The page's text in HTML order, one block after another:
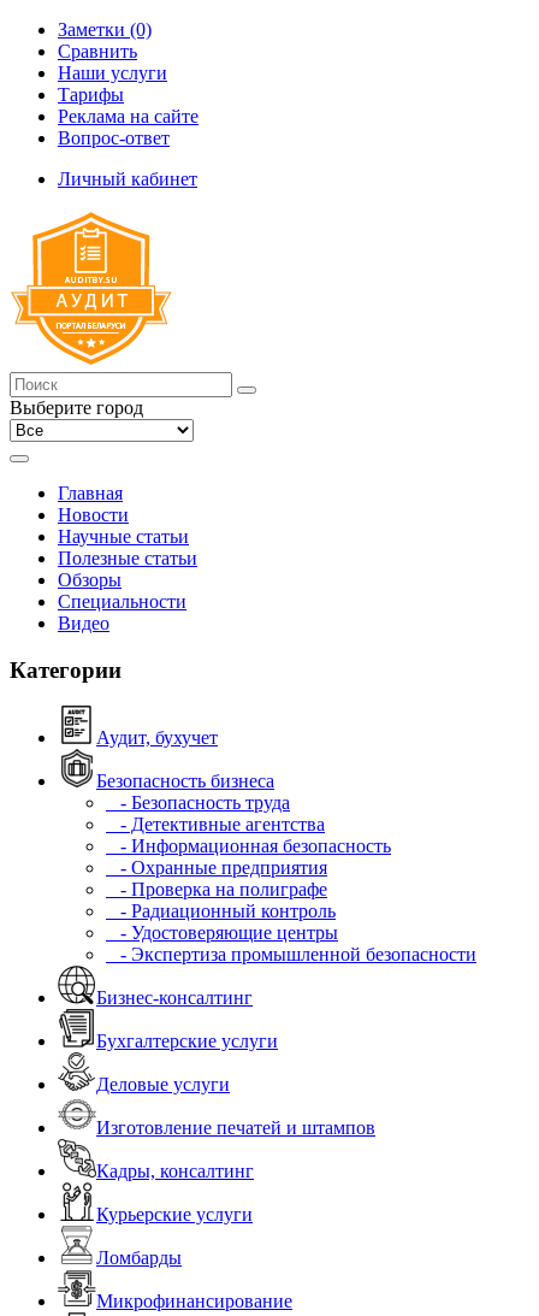
Заметки (0)
Сравнить
Наши услуги
Тарифы
Реклама на сайте
Вопрос-ответ
Личный кабинет
Выберите город
Главная
Новости
Научные статьи
Полезные статьи
Обзоры
Специальности
Видео
Категории
Аудит, бухучет
Безопасность бизнеса
- Безопасность труда
- Детективные агентства
- Информационная безопасность
- Охранные предприятия
- Проверка на полиграфе
- Радиационный контроль
- Удостоверяющие центры
- Экспертиза промышленной безопасности
Бизнес-консалтинг
Бухгалтерские услуги
Деловые услуги
Изготовление печатей и штампов
Кадры, консалтинг
Курьерские услуги
Ломбарды
Микрофинансирование